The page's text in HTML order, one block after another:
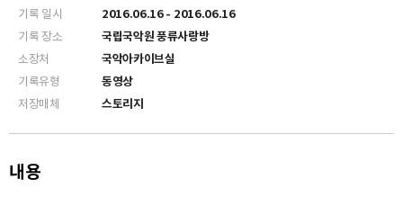
기록 일시
2016.06.16 - 2016.06.16
기록 장소
국립국악원 풍류사랑방
소장처
국악아카이브실
기록유형
동영상
저장매체
스토리지
내용